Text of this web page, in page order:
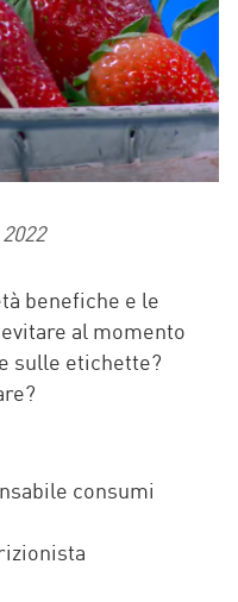
benefiche e le
al momento
sulle etichette?
consumi